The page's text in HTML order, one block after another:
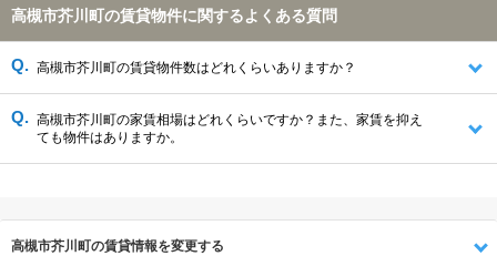
高槻市芥川町の賃貸物件に関するよくある質問
高槻市芥川町の賃貸物件数はどれくらいありますか？
高槻市芥川町の家賃相場はどれくらいですか？また、家賃を抑え
ても物件はありますか。
高槻市芥川町の賃貸情報を変更する